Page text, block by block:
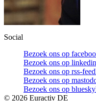
Social
Bezoek ons op
Bezoek ons op linkedin
Bezoek ons op rss-feed
Bezoek ons op
Bezoek ons op bluesky
© 2026 Euractiv DE